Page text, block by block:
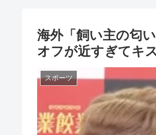
海外「飼い主の匂
オフが近すぎてキ
スポーツ